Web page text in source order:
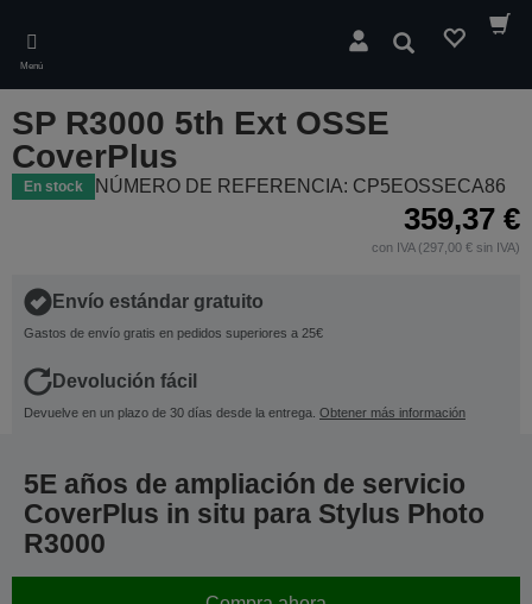
main
content
Menú
Buscar
SP R3000 5th Ext OSSE
CoverPlus
En stock NÚMERO DE REFERENCIA: CP5EOSSECA86
359,37 €
con IVA (297,00 € sin IVA)
Envío estándar gratuito
Gastos de envío gratis en pedidos superiores a 25€
Devolución fácil
Devuelve en un plazo de 30 días desde la entrega. Obtener más información
5E años de ampliación de servicio
CoverPlus in situ para Stylus Photo
R3000